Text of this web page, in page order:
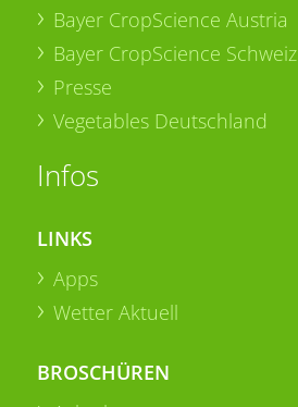
Bayer CropScience Austria
Bayer CropScience Schweiz
Presse
Vegetables Deutschland
Infos
LINKS
Apps
Wetter Aktuell
BROSCHÜREN